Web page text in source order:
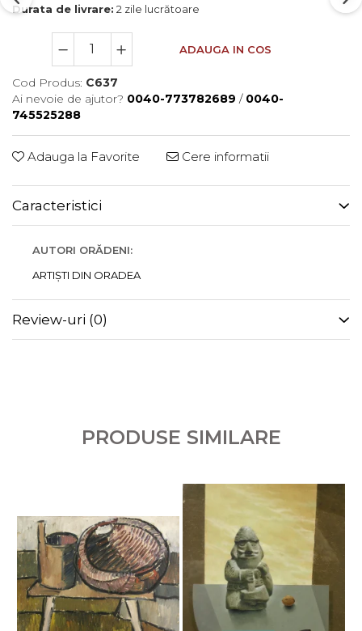
Durata de livrare: 2 zile lucrătoare
ADAUGA IN COS
Cod Produs: C637
Ai nevoie de ajutor? 0040-773782689 / 0040-
745525288
Adauga la Favorite Cere informatii
Caracteristici
AUTORI ORĂDENI:
ARTIȘTI DIN ORADEA
Review-uri (0)
PRODUSE SIMILARE